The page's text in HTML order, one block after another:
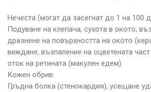
Нечеста (могат да засегнат до 1 на 100
Подуване на клепача, сухота в окото,
дразнене на повърхността на окото
виждане, възпаление на оцветената
оток на ретината (макулен едем).
Кожен обрив.
Гръдна болка (стенокардия), усещане